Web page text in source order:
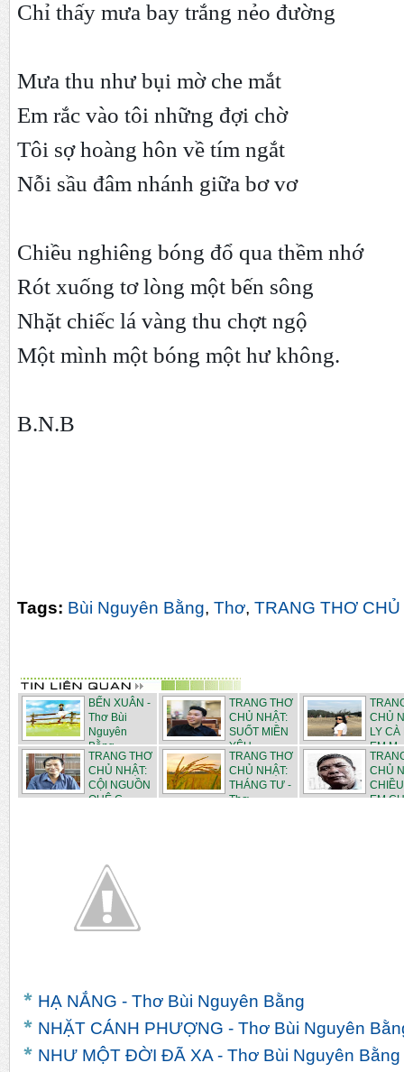
Chỉ thấy mưa bay trắng nẻo đường
Mưa thu như bụi mờ che mắt
Em rắc vào tôi những đợi chờ
Tôi sợ hoàng hôn về tím ngắt
Nỗi sầu đâm nhánh giữa bơ vơ
Chiều nghiêng bóng đổ qua thềm nhớ
Rót xuống tơ lòng một bến sông
Nhặt chiếc lá vàng thu chợt ngộ
Một mình một bóng một hư không.
B.N.B
Tags: Bùi Nguyên Bằng, Thơ, TRANG THƠ
BẾN XUÂN -
Thơ Bùi
Nguyên
Bằng
TRANG THƠ
CHỦ NHẬT:
SUỐT MIỀN
YÊU -...
CHỦ
LY CÀ
EM
TRANG THƠ
CHỦ NHẬT:
CỘI NGUỒN
QUÊ C...
TRANG THƠ
CHỦ NHẬT:
THÁNG TƯ -
Thơ ...
CHỦ
EM
HẠ NẮNG - Thơ Bùi Nguyên Bằng
NHẶT CÁNH PHƯỢNG - Thơ Bùi Nguyên
NHƯ MỘT ĐỜI ĐÃ XA - Thơ Bùi Nguyên Bằng